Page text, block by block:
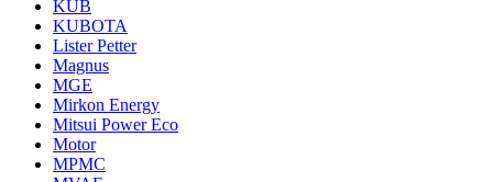
KUB
KUBOTA
Lister Petter
Magnus
MGE
Mirkon Energy
Mitsui Power Eco
Motor
MPMC